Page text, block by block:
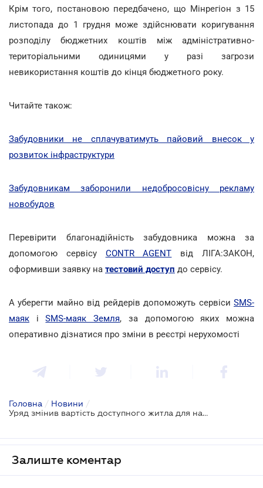
Крім того, постановою передбачено, що Мінрегіон з 15
листопада до 1 грудня може здійснювати коригування
розподілу бюджетних коштів між адміністративно-
територіальними одиницями у разі загрози
невикористання коштів до кінця бюджетного року.
Читайте також:
Забудовники не сплачуватимуть пайовий внесок у
розвиток інфраструктури
Забудовникам заборонили недобросовісну рекламу
новобудов
Перевірити благонадійність забудовника можна за
допомогою сервісу CONTR AGENT від ЛІГА:ЗАКОН,
оформивши заявку на тестовий доступ до сервісу.
А уберегти майно від рейдерів допоможуть сервіси SMS-
маяк іSMS-маяк Земля, за допомогою яких можна
оперативно дізнатися про зміни в реєстрі нерухомості
Головна / Новини /
Уряд змінив вартість доступного житла для населення
Залиште коментар